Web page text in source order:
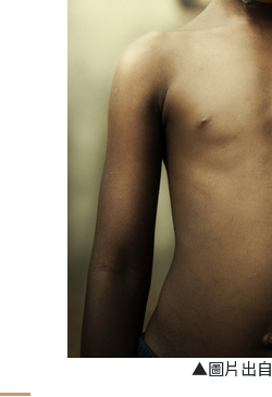
▲圖片出自